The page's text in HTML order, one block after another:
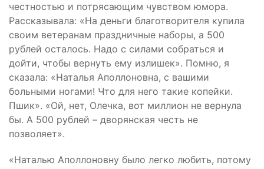
честностью и потрясающим чувством юмора.
Рассказывала: «На деньги благотворителя купила
своим ветеранам праздничные наборы, а 500
рублей осталось. Надо с силами собраться и
дойти, чтобы вернуть ему излишек». Помню, я
сказала: «Наталья Аполлоновна, с вашими
больными ногами! Что для него такие копейки.
Пшик». «Ой, нет, Олечка, вот миллион не вернула
бы. А 500 рублей – дворянская честь не
позволяет».
«Наталью Аполлоновну было легко любить, потому